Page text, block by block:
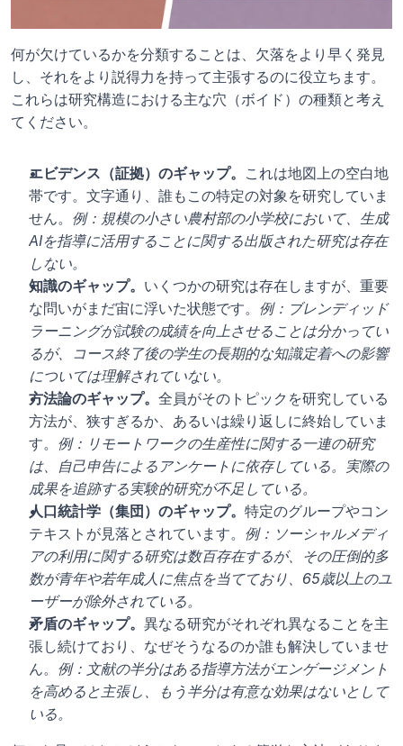
何が欠けているかを分類することは、欠落をより早く発見
し、それをより説得力を持って主張するのに役立ちます。
これらは研究構造における主な穴（ボイド）の種類と考え
てください。
エビデンス（証拠）のギャップ。 これは地図上の空白地
帯です。文字通り、誰もこの特定の対象を研究していま
せん。 例：規模の小さい農村部の小学校において、生成
AIを指導に活用することに関する出版された研究は存在
しない。
知識のギャップ。 いくつかの研究は存在しますが、重要
な問いがまだ宙に浮いた状態です。 例：ブレンディッド
ラーニングが試験の成績を向上させることは分かってい
るが、コース終了後の学生の長期的な知識定着への影響
については理解されていない。
方法論のギャップ。 全員がそのトピックを研究している
方法が、狭すぎるか、あるいは繰り返しに終始していま
す。 例：リモートワークの生産性に関する一連の研究
は、自己申告によるアンケートに依存している。実際の
成果を追跡する実験的研究が不足している。
人口統計学（集団）のギャップ。 特定のグループやコン
テキストが見落とされています。 例：ソーシャルメディ
アの利用に関する研究は数百存在するが、その圧倒的多
数が青年や若年成人に焦点を当てており、65歳以上のユ
ーザーが除外されている。
矛盾のギャップ。 異なる研究がそれぞれ異なることを主
張し続けており、なぜそうなるのか誰も解決していませ
ん。 例：文献の半分はある指導方法がエンゲージメント
を高めると主張し、もう半分は有意な効果はないとして
いる。